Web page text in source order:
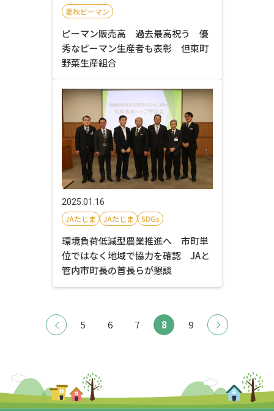
夏秋ピーマン
ピーマン販売高 過去最高祝う 優
秀なピーマン生産者も表彰 但東町
野菜生産組合
2025.01.16
JAたじま JAたじま SDGs
環境負荷低減型農業推進へ 市町単
位ではなく地域で協力を確認 JAと
管内市町長の首長らが懇談
5 6 7 8 9